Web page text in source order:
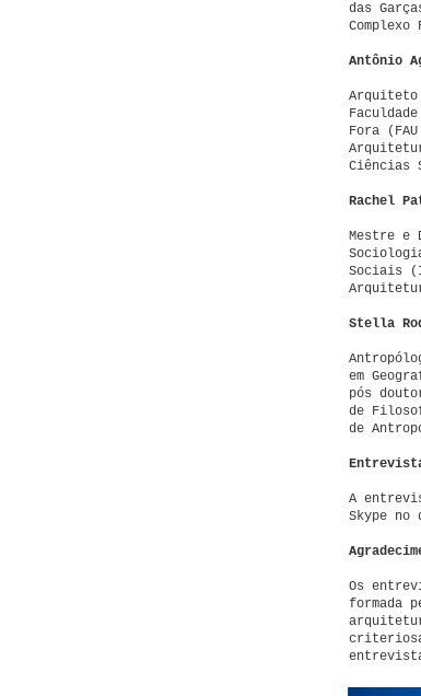
das
Antônio
Arquiteto
Fora
Ciências
Rachel
Mestre e
Sociais
Stella
em
pós
de
de
A
Skype no
Os
formada